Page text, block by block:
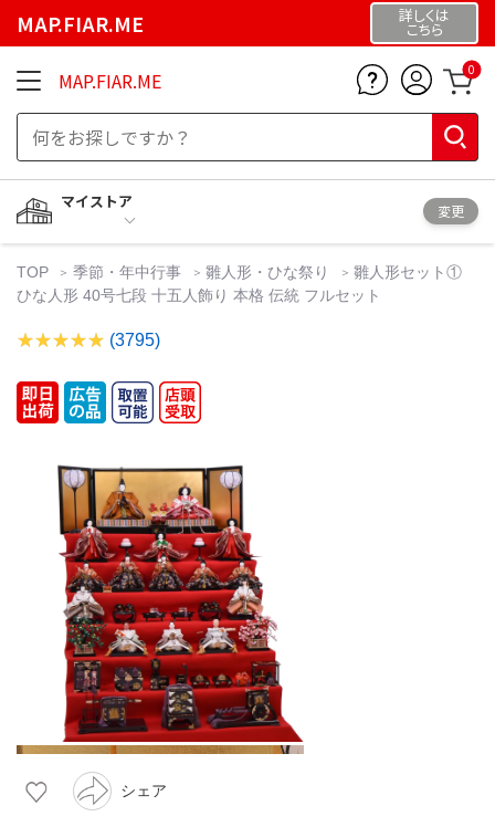
MAP.FIAR.ME 詳しくは
こちら
MAP.FIAR.ME 0
マイストア
変更
TOP 季節・年中行事 雛人形・ひな祭り
雛人形セット①
ひな人形 40号七段 十五人飾り 本格 伝統 フルセット
(3795)
シェア